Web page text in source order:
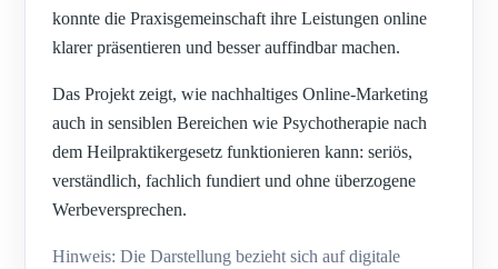
konnte die Praxisgemeinschaft ihre Leistungen online
klarer präsentieren und besser auffindbar machen.
Das Projekt zeigt, wie nachhaltiges Online-Marketing
auch in sensiblen Bereichen wie Psychotherapie nach
dem Heilpraktikergesetz funktionieren kann: seriös,
verständlich, fachlich fundiert und ohne überzogene
Werbeversprechen.
Hinweis: Die Darstellung bezieht sich auf digitale